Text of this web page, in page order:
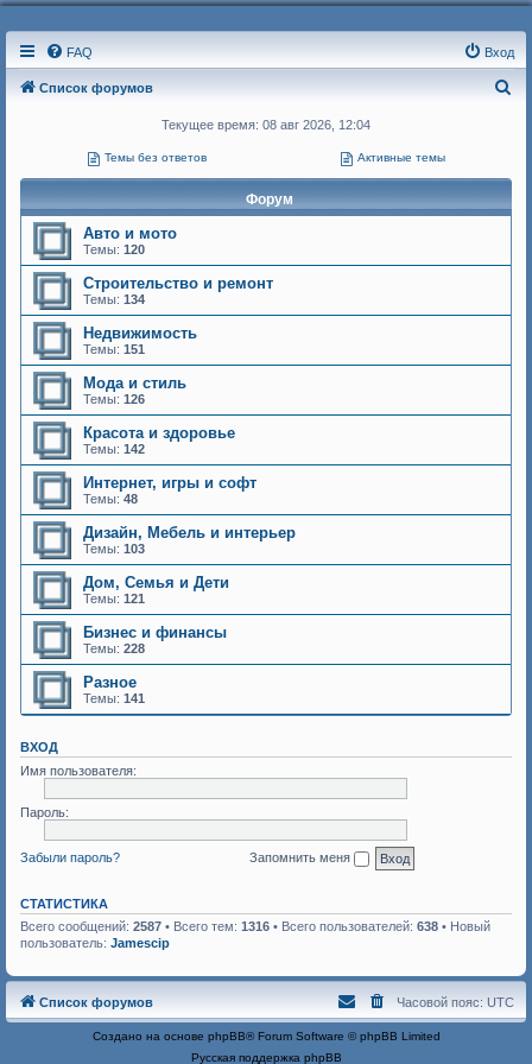
FAQ Вход
Список форумов
Текущее время: 08 авг 2026, 12:04
Темы без ответов Активные темы
Форум
Авто и мото
Темы: 120
Строительство и ремонт
Темы: 134
Недвижимость
Темы: 151
Мода и стиль
Темы: 126
Красота и здоровье
Темы: 142
Интернет, игры и софт
Темы: 48
Дизайн, Мебель и интерьер
Темы: 103
Дом, Семья и Дети
Темы: 121
Бизнес и финансы
Темы: 228
Разное
Темы: 141
ВХОД
Имя пользователя:
Пароль:
Забыли пароль? Запомнить меня
СТАТИСТИКА
Всего сообщений: 2587 • Всего тем: 1316 • Всего пользователей: 638 • Новый
пользователь: Jamescip
Список форумов Часовой пояс: UTC
Создано на основе phpBB® Forum Software © phpBB Limited
Русская поддержка phpBB